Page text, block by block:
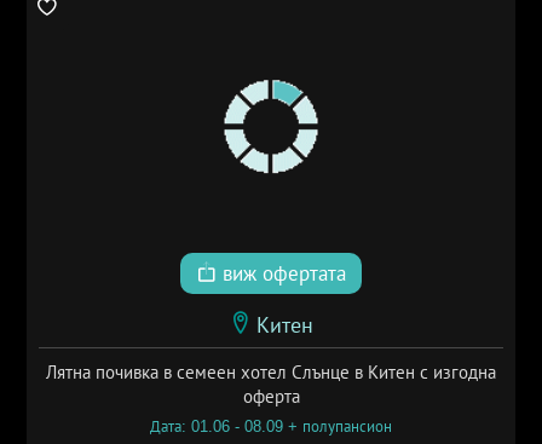
виж офертата
Китен
Лятна почивка в семеен хотел Слънце в Китен с изгодна
оферта
Дата: 01.06 - 08.09 + полупансион